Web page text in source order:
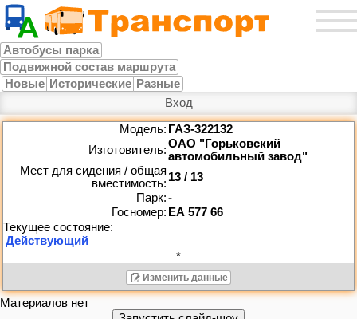
Автобусы парка
Подвижной состав маршрута
Новые Исторические Разные
Вход
Модель: ГАЗ-322132
Изготовитель:ОАО "Горьковский
автомобильный завод"
Мест для сидения / общая
вместимость: 13 / 13
Парк:-
Госномер: ЕА 577 66
*
Изменить данные
Материалов нет